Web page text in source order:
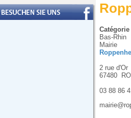
Catégorie
Bas-Rhin
Mairie
2 rue d'Or
67480
03 88 86